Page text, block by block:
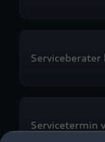
Servicetermin